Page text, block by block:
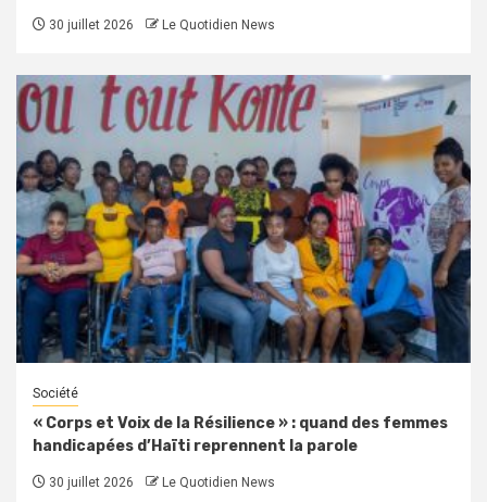
30 juillet 2026 Le Quotidien News
Société
« Corps et Voix de la Résilience » : quand des femmes
handicapées d’Haïti reprennent la parole
30 juillet 2026 Le Quotidien News